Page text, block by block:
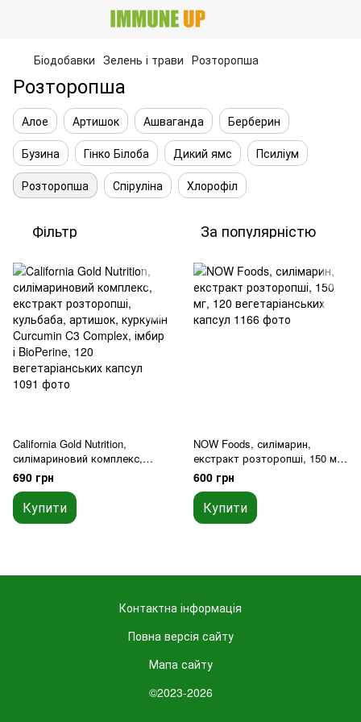
Біодобавки Зелень і трави Розторопша
Розторопша
Алое Артишок Ашваганда
Берберин
Бузина
Гінко Білоба Дикий ямс
Псиліум
Розторопша
Спіруліна Хлорофіл
Фільтр За популярністю
California Gold Nutrition,
силімариновий комплекс,
екстракт розторопші,
кульбаба, артишок, куркумін
Curcumin C3 Complex, імбир і
BioPerine, 120 вегетаріанських
690 грн
Купити
NOW Foods, силімарин,
екстракт розторопші, 150 мг,
120 вегетаріанських капсул
600 грн
Купити
Контактна інформація
Повна версія сайту
Мапа сайту
©2023-2026